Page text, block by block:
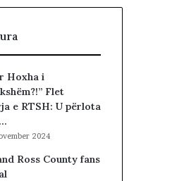
d
Hoxha i
Flet
e RTSH: U përlota
2024
Ross County fans